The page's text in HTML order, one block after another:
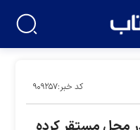
کد خبر:۹۰۹۲۵۷